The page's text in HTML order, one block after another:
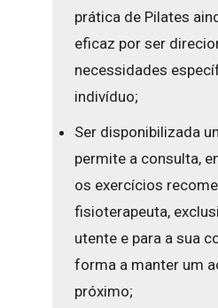
prática de Pilates
eficaz por ser
necessidades
indivíduo;
Ser disponibilizada
permite a consulta,
os exercícios
fisioterapeuta,
utente e para a sua
forma a manter um
próximo;